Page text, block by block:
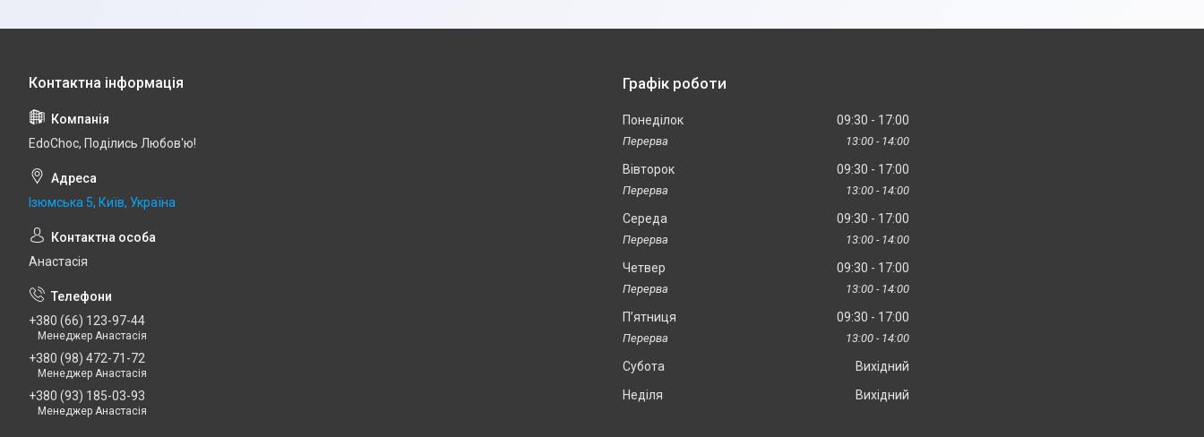
EdoСhoc, Поділись Любов'ю!
Ізюмська 5, Київ, Україна
Анастасія
+380 (66) 123-97-44
Менеджер Анастасія
+380 (98) 472-71-72
Менеджер Анастасія
+380 (93) 185-03-93
Менеджер Анастасія
Графік роботи
Понеділок 09:30 17:00
13:00 14:00
Вівторок 09:30 17:00
13:00 14:00
Середа 09:30 17:00
13:00 14:00
Четвер 09:30 17:00
13:00 14:00
Пʼятниця 09:30 17:00
13:00 14:00
Субота
Вихідний
Неділя
Вихідний